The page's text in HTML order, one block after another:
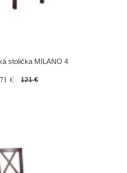
stolička MILANO 4
71 € 121 €